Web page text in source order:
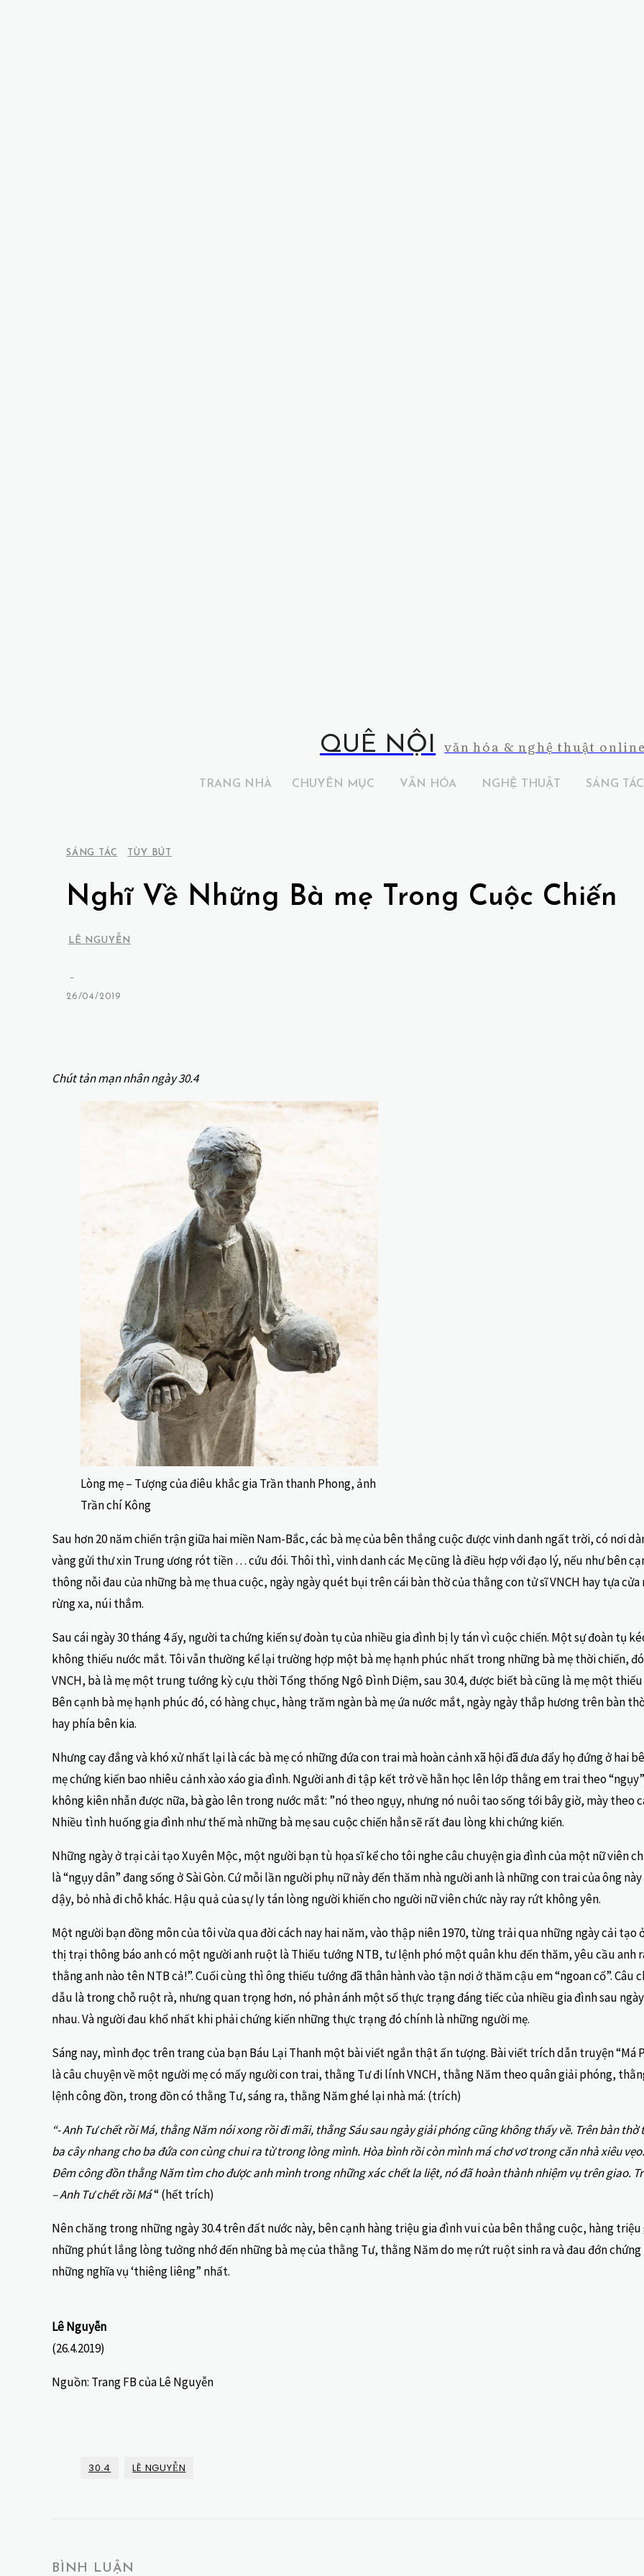
QUÊ NỘI văn hóa & nghệ thuật online
TRANG NHÀ CHUYÊN MỤC VĂN HÓA NGHỆ THUẬT SÁNG TÁC
SÁNG TÁC TÙY BÚT
Nghĩ Về Những Bà mẹ Trong Cuộc Chiến
LÊ NGUYỄN
-
26/04/2019
Chút tản mạn nhân ngày 30.4
Lòng mẹ – Tượng của điêu khắc gia Trần thanh Phong, ảnh
Trần chí Kông
Sau hơn 20 năm chiến trận giữa hai miền Nam-Bắc, các bà mẹ của bên thắng cuộc được vinh danh ngất trời, có nơi
vàng gửi thư xin Trung ương rót tiền … cứu đói. Thôi thì, vinh danh các Mẹ cũng là điều hợp với đạo lý, nếu như bên
thông nỗi đau của những bà mẹ thua cuộc, ngày ngày quét bụi trên cái bàn thờ của thằng con tử sĩ VNCH hay tựa
rừng xa, núi thẳm.
Sau cái ngày 30 tháng 4 ấy, người ta chứng kiến sự đoàn tụ của nhiều gia đình bị ly tán vì cuộc chiến. Một sự đoàn tụ
không thiếu nước mắt. Tôi vẫn thường kể lại trường hợp một bà mẹ hạnh phúc nhất trong những bà mẹ thời chiến,
VNCH, bà là mẹ một trung tướng kỳ cựu thời Tổng thống Ngô Đình Diệm, sau 30.4, được biết bà cũng là mẹ một
Bên cạnh bà mẹ hạnh phúc đó, có hàng chục, hàng trăm ngàn bà mẹ ứa nước mắt, ngày ngày thắp hương trên bàn
hay phía bên kia.
Nhưng cay đắng và khó xử nhất lại là các bà mẹ có những đứa con trai mà hoàn cảnh xã hội đã đưa đẩy họ đứng ở hai
mẹ chứng kiến bao nhiêu cảnh xào xáo gia đình. Người anh đi tập kết trở về hằn học lên lớp thằng em trai theo
không kiên nhẫn được nữa, bà gào lên trong nước mắt: ”nó theo ngụy, nhưng nó nuôi tao sống tới bây giờ, mày theo
Nhiều tình huống gia đình như thế mà những bà mẹ sau cuộc chiến hẳn sẽ rất đau lòng khi chứng kiến.
Những ngày ở trại cải tạo Xuyên Mộc, một người bạn tù họa sĩ kể cho tôi nghe câu chuyện gia đình của một nữ viên
là “ngụy dân” đang sống ở Sài Gòn. Cứ mỗi lần người phụ nữ này đến thăm nhà người anh là những con trai của ông
dậy, bỏ nhà đi chỗ khác. Hậu quả của sự ly tán lòng người khiến cho người nữ viên chức này ray rứt không yên.
Một người bạn đồng môn của tôi vừa qua đời cách nay hai năm, vào thập niên 1970, từng trải qua những ngày cải
thị trại thông báo anh có một người anh ruột là Thiếu tướng NTB, tư lệnh phó một quân khu đến thăm, yêu cầu anh
thằng anh nào tên NTB cả!”. Cuối cùng thì ông thiếu tướng đã thân hành vào tận nơi ở thăm cậu em “ngoan cố”.
dẫu là trong chỗ ruột rà, nhưng quan trọng hơn, nó phản ánh một số thực trạng đáng tiếc của nhiều gia đình sau
nhau. Và người đau khổ nhất khi phải chứng kiến những thực trạng đó chính là những người mẹ.
Sáng nay, mình đọc trên trang của bạn Báu Lại Thanh một bài viết ngắn thật ấn tượng. Bài viết trích dẫn truyện “Má
là câu chuyện về một người mẹ có mấy người con trai, thằng Tư đi lính VNCH, thằng Năm theo quân giải phóng,
lệnh công đồn, trong đồn có thằng Tư, sáng ra, thằng Năm ghé lại nhà má: (trích)
“- Anh Tư chết rồi Má, thằng Năm nói xong rồi đi mãi, thằng Sáu sau ngày giải phóng cũng không thấy về. Trên bàn
ba cây nhang cho ba đứa con cùng chui ra từ trong lòng mình. Hòa bình rồi còn mình má chơ vơ trong căn nhà xiêu vẹo.
Đêm công đồn thằng Năm tìm cho được anh mình trong những xác chết la liệt, nó đã hoàn thành nhiệm vụ trên giao.
– Anh Tư chết rồi Má“ (hết trích)
Nên chăng trong những ngày 30.4 trên đất nước này, bên cạnh hàng triệu gia đình vui của bên thắng cuộc, hàng
những phút lắng lòng tưởng nhớ đến những bà mẹ của thằng Tư, thằng Năm do mẹ rứt ruột sinh ra và đau đớn
những nghĩa vụ ‘thiêng liêng” nhất.
Lê Nguyễn
(26.4.2019)
Nguồn: Trang FB của Lê Nguyễn
30.4 LÊ NGUYỄN
BÌNH LUẬN